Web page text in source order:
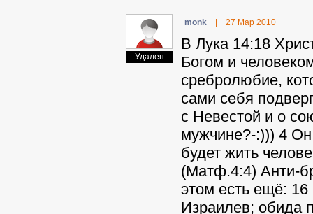
Удален
monk 27 Мар 2010
В Лука 14:18
Богом и
сребролюбие,
сами себя
с Невестой и о
мужчине?-:))) 4
будет жить
(Матф.4:4) Aнти-
этом есть ещё: 16
Израилев; обида